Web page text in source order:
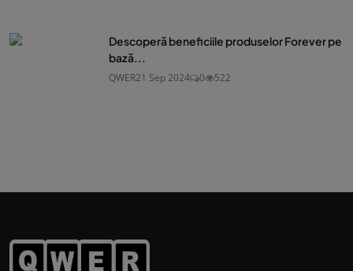
Descoperă beneficiile produselor Forever pe
bază...
QWER21 Sep 2024 0 522